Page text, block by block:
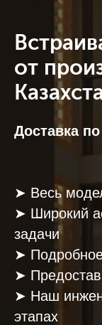
от
Доставка
➤ Весь
➤ Широкий
задачи
➤
➤
➤ Наш
этапах